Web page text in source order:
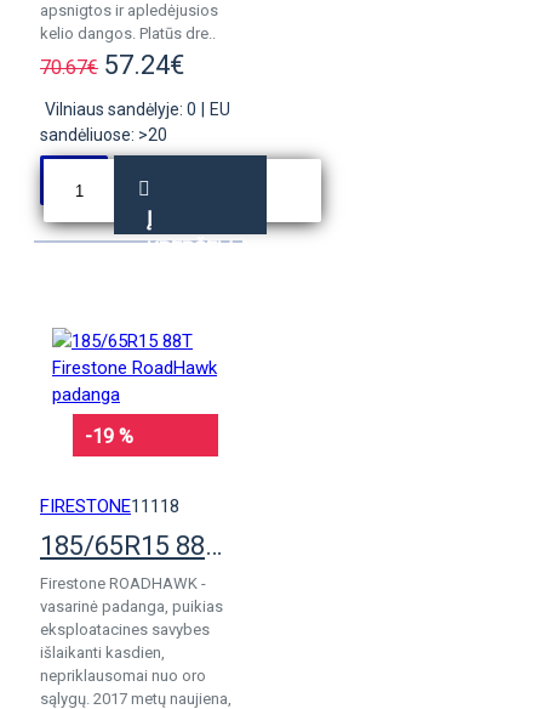
apsnigtos ir apledėjusios
kelio dangos. Platūs dre..
70.67€ 57.24€
Vilniaus sandėlyje: 0
EU
sandėliuose: >20
Į
KREPŠELĮ
-19 %
FIRESTONE11118
185/65R15 88T Firestone RoadHawk padanga
Firestone ROADHAWK -
vasarinė padanga, puikias
eksploatacines savybes
išlaikanti kasdien,
nepriklausomai nuo oro
sąlygų. 2017 metų naujiena,